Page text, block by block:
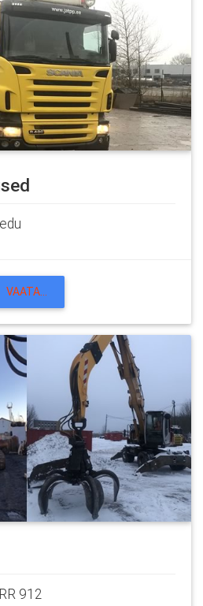
VAATA...
912